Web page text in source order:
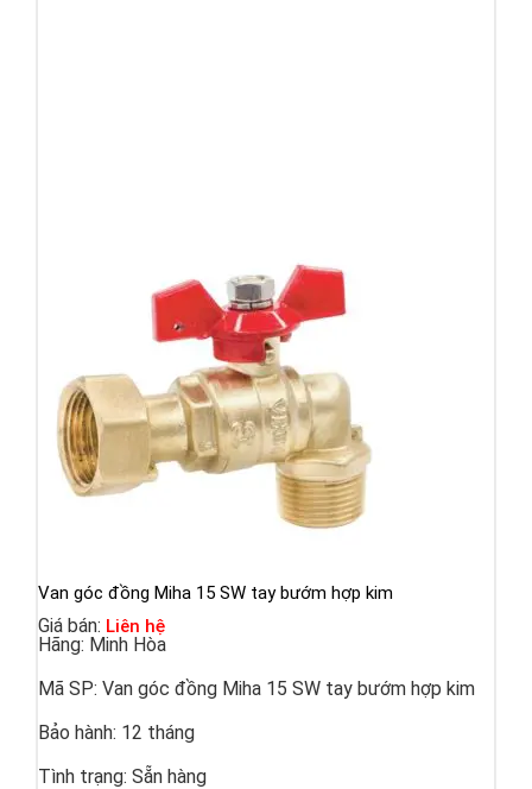
Van góc đồng Miha 15 SW tay bướm hợp kim
Giá bán: Liên hệ
Hãng: Minh Hòa
Mã SP: Van góc đồng Miha 15 SW tay bướm hợp kim
Bảo hành: 12 tháng
Tình trạng: Sẵn hàng